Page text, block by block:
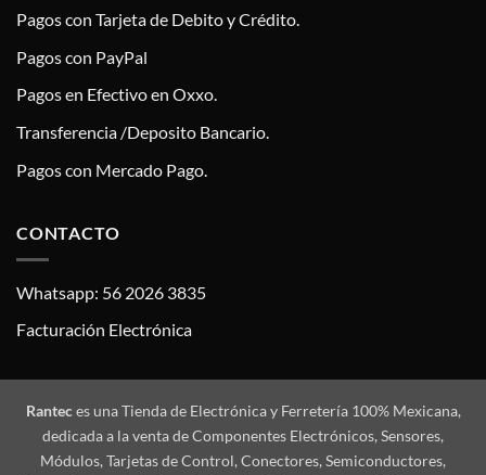
Pagos con Tarjeta de Debito y Crédito.
Pagos con PayPal
Pagos en Efectivo en Oxxo.
Transferencia /Deposito Bancario.
Pagos con Mercado Pago.
CONTACTO
Whatsapp: 56 2026 3835
Facturación Electrónica
Ranteces una Tienda de Electrónica y Ferretería 100% Mexicana,
dedicada a la venta de Componentes Electrónicos, Sensores,
Módulos, Tarjetas de Control, Conectores, Semiconductores,